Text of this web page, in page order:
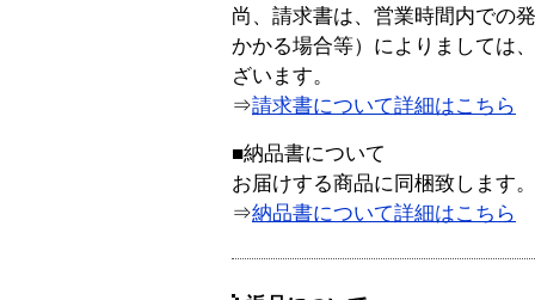
尚、請求書は、営業時間内での
かかる場合等）によりましては
ざいます。
⇒請求書について詳細はこちら
■納品書について
お届けする商品に同梱致します。
⇒納品書について詳細はこちら